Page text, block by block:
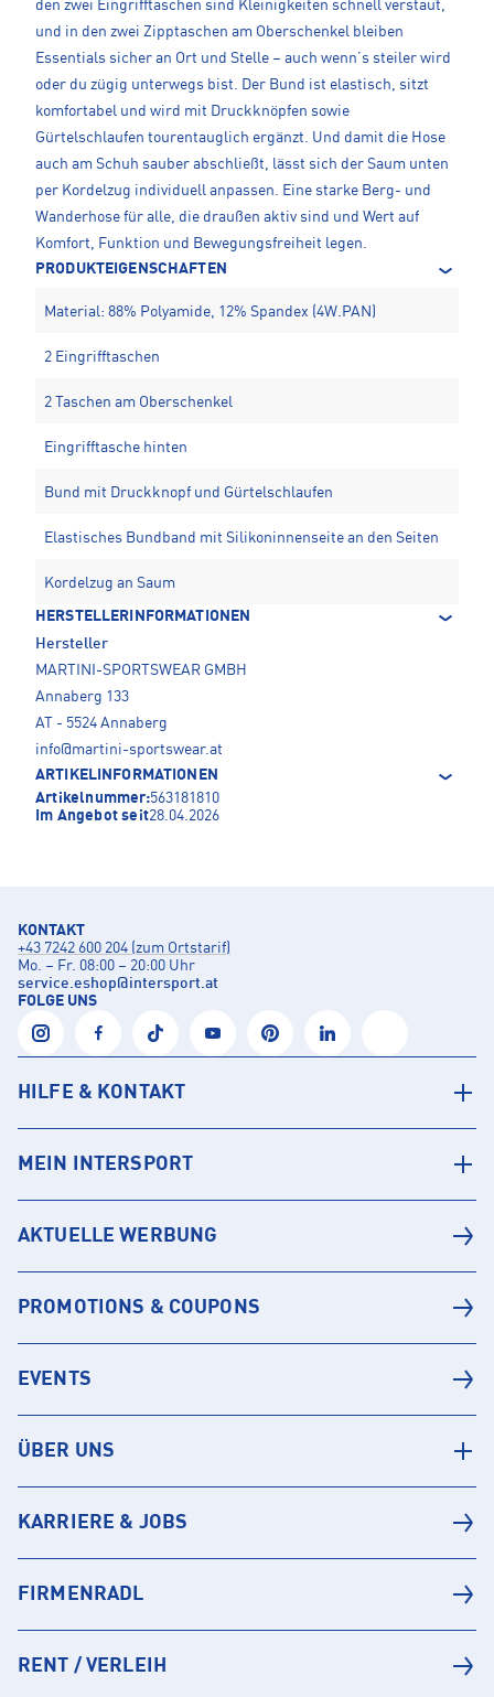
den zwei Eingrifftaschen sind Kleinigkeiten schnell verstaut,
und in den zwei Zipptaschen am Oberschenkel bleiben
Essentials sicher an Ort und Stelle – auch wenn’s steiler wird
oder du zügig unterwegs bist. Der Bund ist elastisch, sitzt
komfortabel und wird mit Druckknöpfen sowie
Gürtelschlaufen tourentauglich ergänzt. Und damit die Hose
auch am Schuh sauber abschließt, lässt sich der Saum unten
per Kordelzug individuell anpassen. Eine starke Berg- und
Wanderhose für alle, die draußen aktiv sind und Wert auf
Komfort, Funktion und Bewegungsfreiheit legen.
PRODUKTEIGENSCHAFTEN
Material: 88% Polyamide, 12% Spandex (4W.PAN)
2 Eingrifftaschen
2 Taschen am Oberschenkel
Eingrifftasche hinten
Bund mit Druckknopf und Gürtelschlaufen
Elastisches Bundband mit Silikoninnenseite an den Seiten
Kordelzug an Saum
HERSTELLERINFORMATIONEN
Hersteller
MARTINI-SPORTSWEAR GMBH
Annaberg 133
AT - 5524 Annaberg
info@martini-sportswear.at
ARTIKELINFORMATIONEN
Artikelnummer:563181810
Im Angebot seit28.04.2026
KONTAKT
+43 7242 600 204 (zum Ortstarif)
Mo. – Fr. 08:00 – 20:00 Uhr
service.eshop@intersport.at
FOLGE UNS
HILFE & KONTAKT
MEIN INTERSPORT
AKTUELLE WERBUNG
PROMOTIONS & COUPONS
EVENTS
ÜBER UNS
KARRIERE & JOBS
FIRMENRADL
RENT / VERLEIH